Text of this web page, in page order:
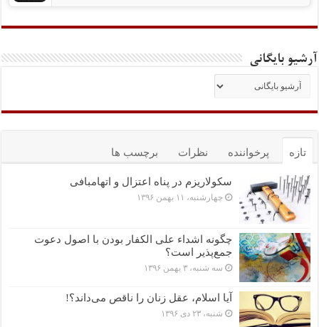
آرشیو بایگانی
تازه پرخواننده نظرات برچسب ها
سکولاریزم در پناه اعتزال و اتهام‎بافی
چهارشنبه، ۱۱ بهمن ۱۳۹۶
چگونه اشداء علی الکفار بودن با اصول دعوت
جمع‌پذیر است؟
سه شنبه، ۳ بهمن ۱۳۹۶
آیا اسلام، عقل زنان را ناقص می‌داند؟!
شنبه، ۲۳ دی ۱۳۹۶